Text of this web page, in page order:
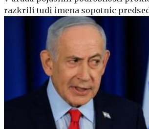
razkrili tudi imena sopotnic